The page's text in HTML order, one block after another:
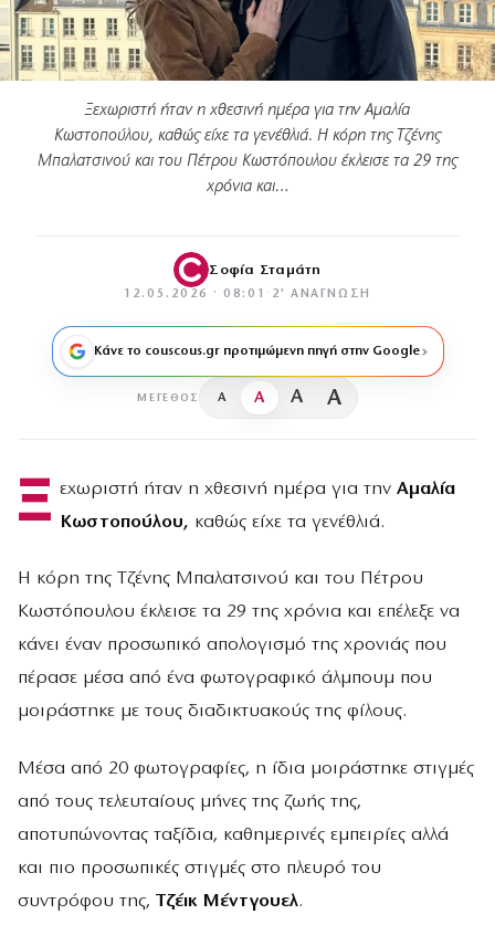
Ξεχωριστή ήταν η χθεσινή ημέρα για την Αμαλία
Κωστοπούλου, καθώς είχε τα γενέθλιά. Η κόρη της Τζένης
Μπαλατσινού και του Πέτρου Κωστόπουλου έκλεισε τα 29 της
χρόνια και…
Σοφία Σταμάτη
12.05.2026 · 08:01 · 2′ ΑΝΆΓΝΩΣΗ
Κάνε το couscous.gr προτιμώμενη πηγή στην Google
ΜΈΓΕΘΟΣ A A A A
Ξ εχωριστή ήταν η χθεσινή ημέρα για την Αμαλία
Κωστοπούλου, καθώς είχε τα γενέθλιά.
Η κόρη της Τζένης Μπαλατσινού και του Πέτρου
Κωστόπουλου έκλεισε τα 29 της χρόνια και επέλεξε να
κάνει έναν προσωπικό απολογισμό της χρονιάς που
πέρασε μέσα από ένα φωτογραφικό άλμπουμ που
μοιράστηκε με τους διαδικτυακούς της φίλους.
Μέσα από 20 φωτογραφίες, η ίδια μοιράστηκε στιγμές
από τους τελευταίους μήνες της ζωής της,
αποτυπώνοντας ταξίδια, καθημερινές εμπειρίες αλλά
και πιο προσωπικές στιγμές στο πλευρό του
συντρόφου της, Τζέικ Μέντγουελ.